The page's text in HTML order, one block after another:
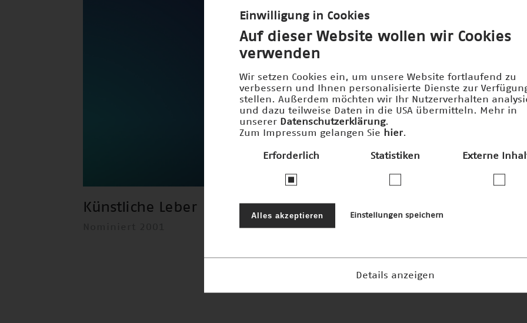
mRNA-
Künstliche Leber
Einwilligung in Cookies
Auf dieser Website wollen wir Cookies
verwenden
Wir setzen Cookies ein, um unsere Website fortlaufend zu
verbessern und Ihnen personalisierte Dienste zur
stellen. Außerdem möchten wir Ihr Nutzerverhalten
und dazu teilweise Daten in die USA übermitteln. Mehr in
unserer Datenschutzerklärung.
Zum Impressum gelangen Sie
hier.
Erforderlich Statistiken Externe
Alles akzeptieren Einstellungen speichern
Details anzeigen